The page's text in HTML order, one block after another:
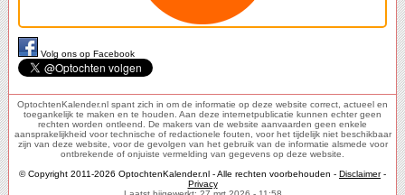
Volg ons op Facebook
OptochtenKalender.nl spant zich in om de informatie op deze website correct, actueel en
toegankelijk te maken en te houden. Aan deze internetpublicatie kunnen echter geen
rechten worden ontleend. De makers van de website aanvaarden geen enkele
aansprakelijkheid voor technische of redactionele fouten, voor het tijdelijk niet beschikbaar
zijn van deze website, voor de gevolgen van het gebruik van de informatie alsmede voor
ontbrekende of onjuiste vermelding van gegevens op deze website.
© Copyright 2011-2026 OptochtenKalender.nl - Alle rechten voorbehouden - Disclaimer-
Privacy